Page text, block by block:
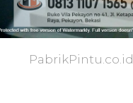
PabrikPintu.co.id